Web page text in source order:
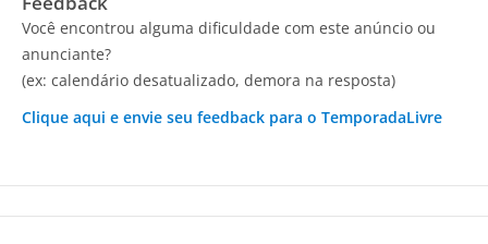
Você encontrou alguma dificuldade com este anúncio ou
anunciante?
(ex: calendário desatualizado, demora na resposta)
Clique aqui e envie seu feedback para o TemporadaLivre